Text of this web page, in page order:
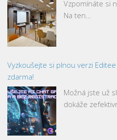
Vzpomínáte si
Na ten…
Vyzkoušejte si plnou verzi
zdarma!
Možná jste už
dokáže